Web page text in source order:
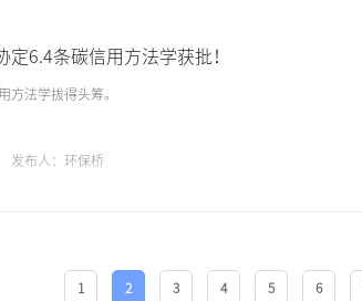
定6.4条碳信用方法学获批！
方法学拔得头筹。
发布人：环保桥
1 2 3 4 5 6